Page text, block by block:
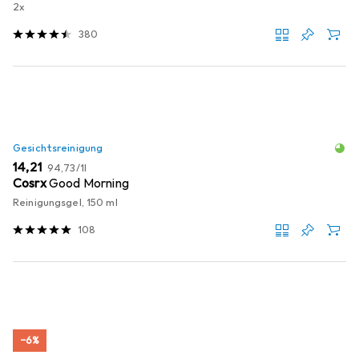
2x
380
Gesichtsreinigung
EUR
14,21 EUR
94,73/1l
CosrxGood Morning
Reinigungsgel, 150 ml
108
−6%